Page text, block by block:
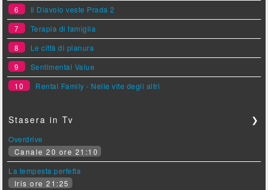
6
Il Diavolo veste Prada 2
7
Terapia di famiglia
8
Le città di pianura
9
Sentimental Value
10
Rental Family - Nelle vite degli altri
Stasera in Tv ❯
Overdrive
Canale 20 ore 21:10
La tempesta perfetta
Iris ore 21:25